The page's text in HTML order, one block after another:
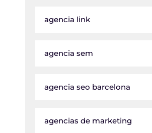
agencia link
agencia sem
agencia seo barcelona
agencias de marketing